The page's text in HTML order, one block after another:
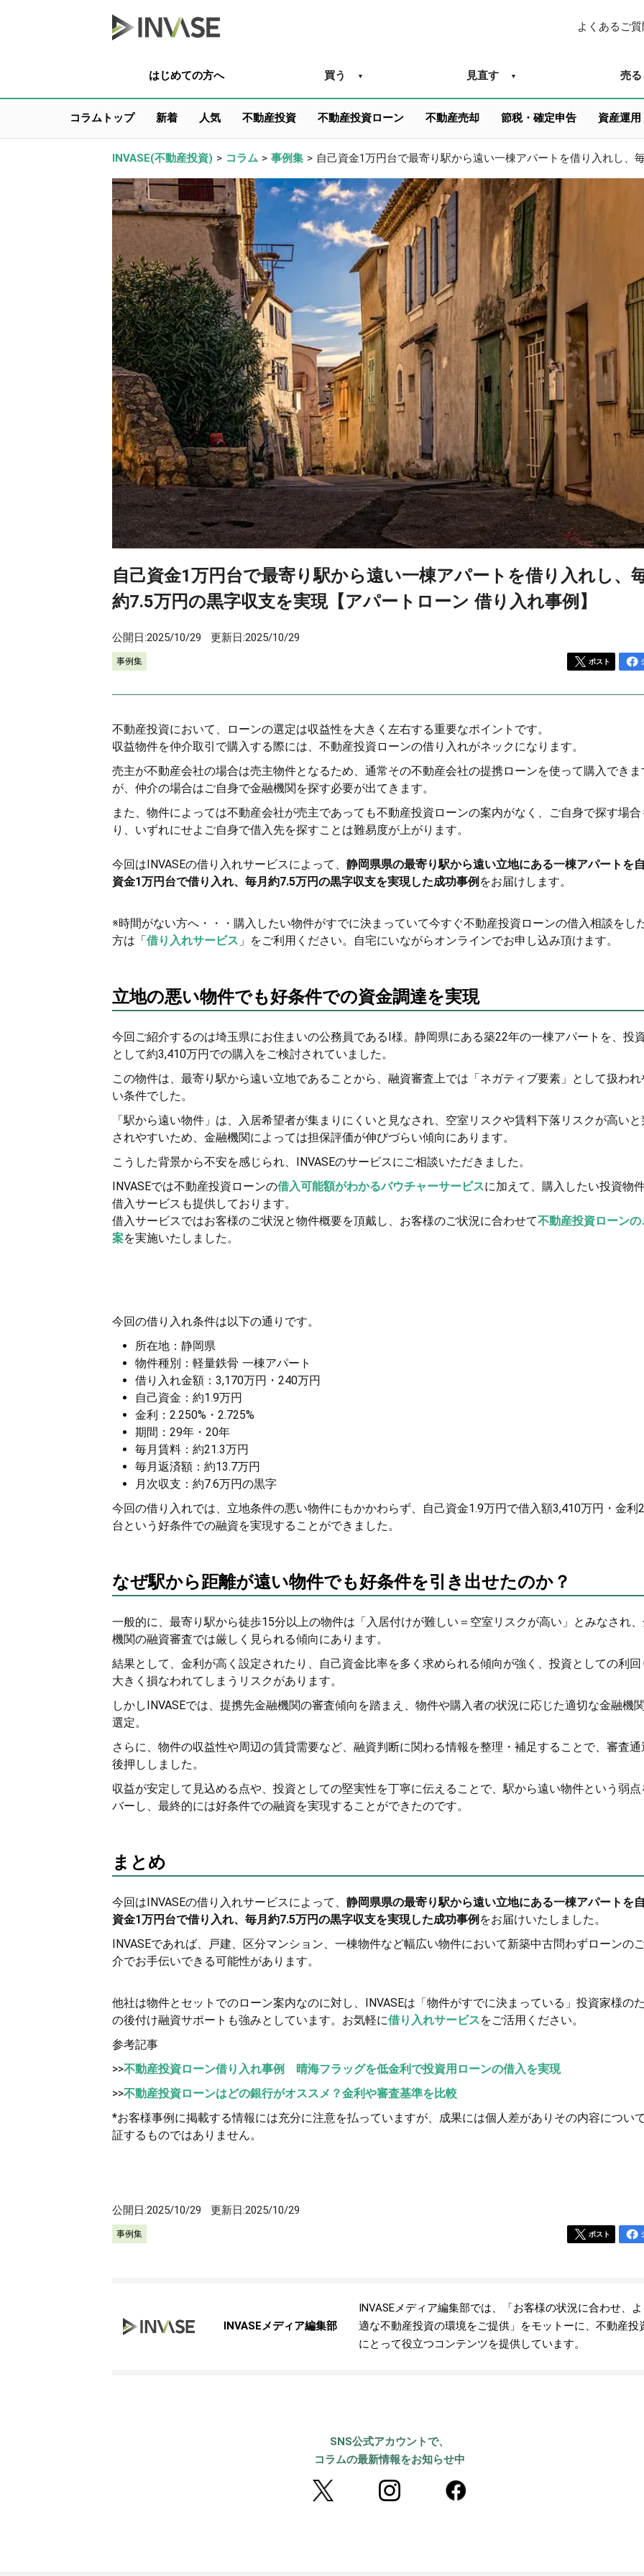
よくあるご
はじめての方へ 買う 見直す 売る
コラムトップ 新着 人気 不動産投資 不動産投資ローン 不動産売却 節税・確定申告 資産運用
INVASE(不動産投資) > コラム > 事例集 >
自己資金1万円台で最寄り駅から遠い一棟アパートを借り入れし、
約7.5万円の黒字収支を実現【アパートローン 借り入れ事例】
公開日:2025/10/29 更新日:2025/10/29
事例集 ポスト
不動産投資において、ローンの選定は収益性を大きく左右する重要なポイントです。
収益物件を仲介取引で購入する際には、不動産投資ローンの借り入れがネックになります。
売主が不動産会社の場合は売主物件となるため、通常その不動産会社の提携ローンを使って購入できま
が、仲介の場合はご自身で金融機関を探す必要が出てきます。
また、物件によっては不動産会社が売主であっても不動産投資ローンの案内がなく、ご自身で探す場合
り、いずれにせよご自身で借入先を探すことは難易度が上がります。
今回はINVASEの借り入れサービスによって、 静岡県県の最寄り駅から遠い立地にある一棟アパートを
資金1万円台で借り入れ、毎月約7.5万円の黒字収支を実現した成功事例 をお届けします。
※時間がない方へ・・・購入したい物件がすでに決まっていて今すぐ不動産投資ローンの借入相談をし
方は「借り入れサービス 」をご利用ください。自宅にいながらオンラインでお申し込み頂けます。
立地の悪い物件でも好条件での資金調達を実現
今回ご紹介するのは埼玉県にお住まいの公務員であるI様。静岡県にある築22年の一棟アパートを、投
として約3,410万円での購入をご検討されていました。
この物件は、最寄り駅から遠い立地であることから、融資審査上では「ネガティブ要素」として扱われ
い条件でした。
「駅から遠い物件」は、入居希望者が集まりにくいと見なされ、空室リスクや賃料下落リスクが高いと
されやすいため、金融機関によっては担保評価が伸びづらい傾向にあります。
こうした背景から不安を感じられ、INVASEのサービスにご相談いただきました。
INVASEでは不動産投資ローンの借入可能額がわかるバウチャーサービスに加えて、購入したい投資物
借入サービスも提供しております。
借入サービスではお客様のご状況と物件概要を頂戴し、お客様のご状況に合わせて不動産投資ローンの
案を実施いたしました。
今回の借り入れ条件は以下の通りです。
所在地：静岡県
物件種別：軽量鉄骨 一棟アパート
借り入れ金額：3,170万円・240万円
自己資金：約1.9万円
金利：2.250%・2.725%
期間：29年・20年
毎月賃料：約21.3万円
毎月返済額：約13.7万円
月次収支：約7.6万円の黒字
今回の借り入れでは、立地条件の悪い物件にもかかわらず、自己資金1.9万円で借入額3,410万円・金利
台という好条件での融資を実現することができました。
なぜ駅から距離が遠い物件でも好条件を引き出せたのか？
一般的に、最寄り駅から徒歩15分以上の物件は「入居付けが難しい＝空室リスクが高い」とみなされ
機関の融資審査では厳しく見られる傾向にあります。
結果として、金利が高く設定されたり、自己資金比率を多く求められる傾向が強く、投資としての利回
大きく損なわれてしまうリスクがあります。
しかしINVASEでは、提携先金融機関の審査傾向を踏まえ、物件や購入者の状況に応じた適切な金融機
選定。
さらに、物件の収益性や周辺の賃貸需要など、融資判断に関わる情報を整理・補足することで、審査通
後押ししました。
収益が安定して見込める点や、投資としての堅実性を丁寧に伝えることで、駅から遠い物件という弱点
バーし、最終的には好条件での融資を実現することができたのです。
まとめ
今回はINVASEの借り入れサービスによって、 静岡県県の最寄り駅から遠い立地にある一棟アパートを
資金1万円台で借り入れ、毎月約7.5万円の黒字収支を実現した成功事例 をお届けいたしました。
INVASEであれば、戸建、区分マンション、一棟物件など幅広い物件において新築中古問わずローンの
介でお手伝いできる可能性があります。
他社は物件とセットでのローン案内なのに対し、INVASEは「物件がすでに決まっている」投資家様の
の後付け融資サポートも強みとしています。お気軽に借り入れサービスをご活用ください。
参考記事
>>不動産投資ローン借り入れ事例 晴海フラッグを低金利で投資用ローンの借入を実現
>>不動産投資ローンはどの銀行がオススメ？金利や審査基準を比較
*お客様事例に掲載する情報には充分に注意を払っていますが、成果には個人差がありその内容につい
証するものではありません。
公開日:2025/10/29 更新日:2025/10/29
事例集 ポスト
INVASEメディア編集部
INVASEメディア編集部では、「お客様の状況に合わせ、
適な不動産投資の環境をご提供」をモットーに、不動産投
にとって役立つコンテンツを提供しています。
SNS公式アカウントで、
コラムの最新情報をお知らせ中